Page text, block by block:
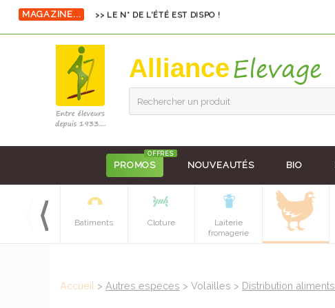
MAGAZINE... >> LE N° DE L'ÉTÉ EST DISPO !
Alliance
Rechercher un produit
PROMOS
OFFRES
NOUVEAUTÉS BIO
Equipements
Batiments Cloture
Laiterie
fromagerie
Accueil > Autres especes > Volailles > Distribution